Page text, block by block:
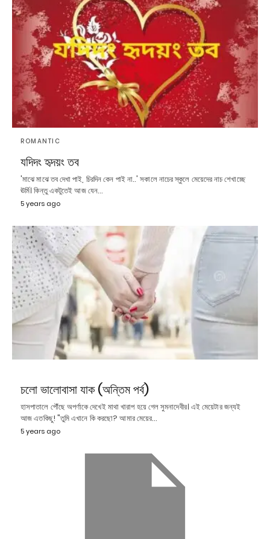
ROMANTIC
যদিদং হৃদয়ং তব
'মাঝে মাঝে তব দেখা পাই, চিরদিন কেন পাই না..' সকালে নাচের স্কুলে মেয়েদের নাচ শেখাচ্ছে
ঊর্মি। কিন্তু একটুতেই আজ যেন…
5 years ago
চলো ভালোবাসা যাক (অন্তিম পর্ব)
হাসপাতালে পৌঁছে অপর্ণাকে দেখেই মাথা খারাপ হয়ে গেল সুমনাদেবীর। এই মেয়েটার জন্যই
আজ এতকিছু! "তুমি এখানে কি করছো? আমার মেয়ের…
5 years ago